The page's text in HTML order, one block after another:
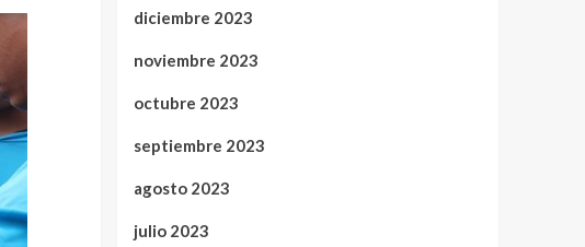
diciembre 2023
noviembre 2023
octubre 2023
septiembre 2023
agosto 2023
julio 2023